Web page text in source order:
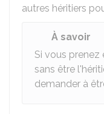
autres héritiers
À savoir
Si vous prenez
sans être
demander à